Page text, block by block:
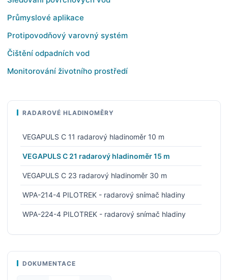
Průmyslové aplikace
Protipovodňový varovný systém
Čištění odpadních vod
Monitorování životního prostředí
RADAROVÉ HLADINOMĚRY
VEGAPULS C 11 radarový hladinoměr 10 m
VEGAPULS C 21 radarový hladinoměr 15 m
VEGAPULS C 23 radarový hladinoměr 30 m
WPA-214-4 PILOTREK - radarový snímač hladiny
WPA-224-4 PILOTREK - radarový snímač hladiny
DOKUMENTACE